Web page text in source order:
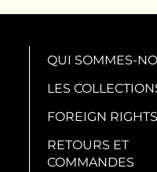
QUI SOMMES-
LES
FOREIGN RIGHTS
RETOURS ET
COMMANDES